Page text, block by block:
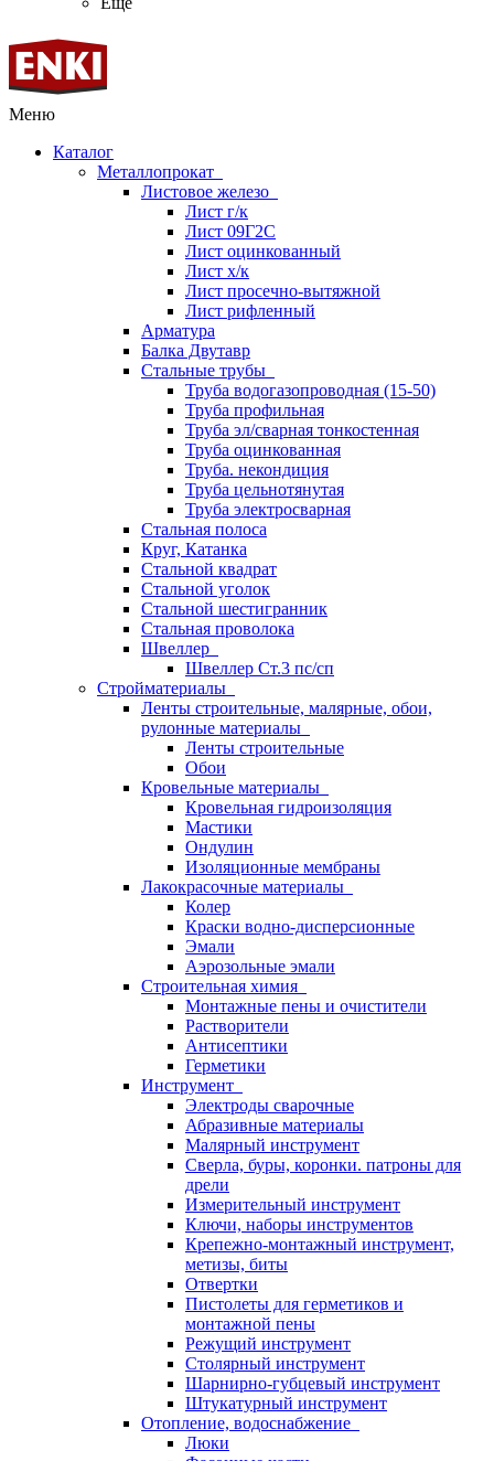
Меню
Каталог
Металлопрокат
Листовое железо
Лист г/к
Лист 09Г2С
Лист оцинкованный
Лист х/к
Лист просечно-вытяжной
Лист рифленный
Арматура
Балка Двутавр
Стальные трубы
Труба водогазопроводная (15-50)
Труба профильная
Труба эл/сварная тонкостенная
Труба оцинкованная
Труба. некондиция
Труба цельнотянутая
Труба электросварная
Стальная полоса
Круг, Катанка
Стальной квадрат
Стальной уголок
Стальной шестигранник
Стальная проволока
Швеллер
Швеллер Ст.3 пс/сп
Стройматериалы
Ленты строительные, малярные, обои,
рулонные материалы
Ленты строительные
Обои
Кровельные материалы
Кровельная гидроизоляция
Мастики
Ондулин
Изоляционные мембраны
Лакокрасочные материалы
Колер
Краски водно-дисперсионные
Эмали
Аэрозольные эмали
Строительная химия
Монтажные пены и очистители
Растворители
Антисептики
Герметики
Инструмент
Электроды сварочные
Абразивные материалы
Малярный инструмент
Сверла, буры, коронки. патроны для
дрели
Измерительный инструмент
Ключи, наборы инструментов
Крепежно-монтажный инструмент,
метизы, биты
Отвертки
Пистолеты для герметиков и
монтажной пены
Режущий инструмент
Столярный инструмент
Шарнирно-губцевый инструмент
Штукатурный инструмент
Отопление, водоснабжение
Люки